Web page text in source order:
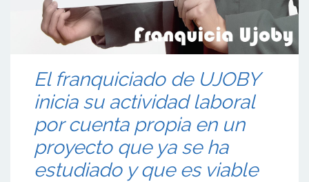
El franquiciado de UJOBY
inicia su actividad laboral
por cuenta propia en un
proyecto que ya se ha
estudiado y que es viable